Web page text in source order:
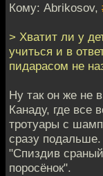
Кому: Abrikosov,
> Хватит ли у
учиться и в
пидарасом не
Ну так он же не
Канаду, где все
тротуары с
сразу
"Спиздив
поросёнок".